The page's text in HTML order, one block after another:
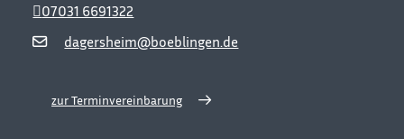
dagersheim@boeblingen.de
07031 6691322
zur Terminvereinbarung